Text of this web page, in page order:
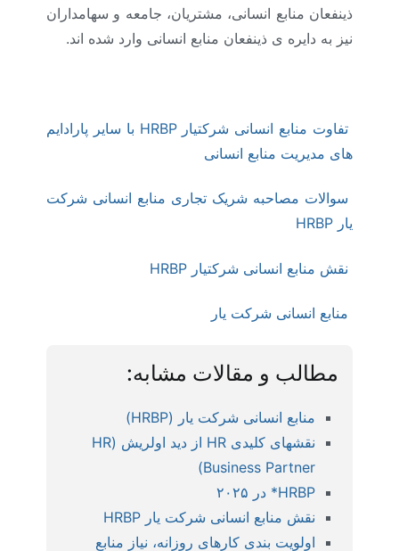
ذینفعان منابع انسانی، مشتریان، جامعه و سهامداران
نیز به دایره ­ی ذینفعان منابع انسانی وارد شده­ اند.
تفاوت منابع انسانی شرکتیار HRBP با سایر پارادایم
های مدیریت منابع انسانی
سوالات مصاحبه شریک تجاری منابع انسانی شرکت
یار HRBP
نقش منابع انسانی شرکتیار HRBP
منابع انسانی شرکت یار
مطالب و مقالات مشابه:
منابع انسانی شرکت یار (HRBP)
نقشهای کلیدی HR از دید اولریش (HR
Business Partner)
HRBP* در ۲۰۲۵
نقش منابع انسانی شرکت یار HRBP
اولویت بندی کارهای روزانه، نیاز منابع